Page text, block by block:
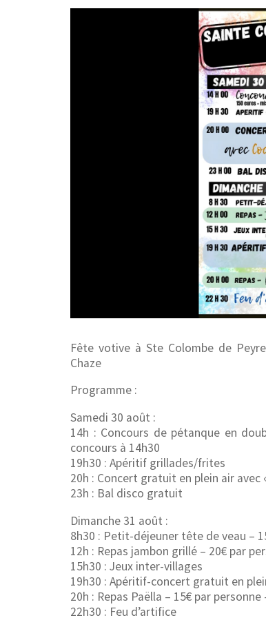
Fête votive à Ste Colombe de
Chaze
Programme :
Samedi 30 août :
14h : Concours de pétanque en
concours à 14h30
19h30 : Apéritif grillades/frites
20h : Concert gratuit en plein air avec
23h : Bal disco gratuit
Dimanche 31 août :
8h30 : Petit-déjeuner tête de veau –
12h : Repas jambon grillé – 20€ par
15h30 : Jeux inter-villages
19h30 : Apéritif-concert gratuit en
20h : Repas Paëlla – 15€ par
22h30 : Feu d’artifice